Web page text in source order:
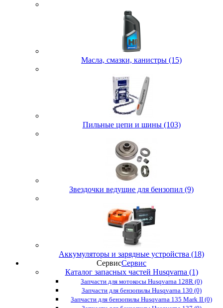
Масла, смазки, канистры (15)
Пильные цепи и шины (103)
Звездочки ведущие для бензопил (9)
Аккумуляторы и зарядные устройства (18)
СервисСервис
Каталог запасных частей Husqvarna (1)
Запчасти для мотокосы Husqvarna 128R (0)
Запчасти для бензопилы Husqvarna 130 (0)
Запчасти для бензопилы Husqvarna 135 Mark II (0)